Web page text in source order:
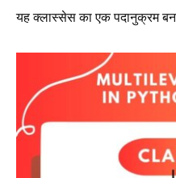
यह क्लास्सेस का एक पदानुक्रम